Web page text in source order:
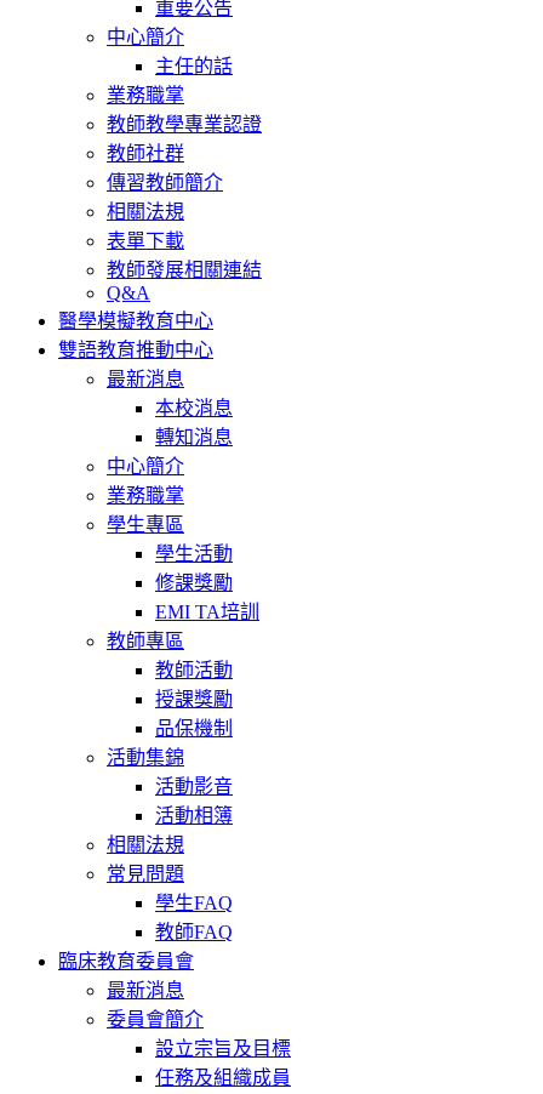
重要公告
中心簡介
主任的話
業務職掌
教師教學專業認證
教師社群
傳習教師簡介
相關法規
表單下載
教師發展相關連結
Q&A
醫學模擬教育中心
雙語教育推動中心
最新消息
本校消息
轉知消息
中心簡介
業務職掌
學生專區
學生活動
修課獎勵
EMI TA培訓
教師專區
教師活動
授課獎勵
品保機制
活動集錦
活動影音
活動相簿
相關法規
常見問題
學生FAQ
教師FAQ
臨床教育委員會
最新消息
委員會簡介
設立宗旨及目標
任務及組織成員